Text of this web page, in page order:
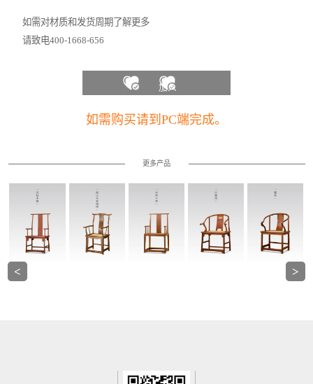
如需对材质和发货周期了解更多
请致电400-1668-656
加入
收藏
如需购买请到PC端完成。
更多产品
< >